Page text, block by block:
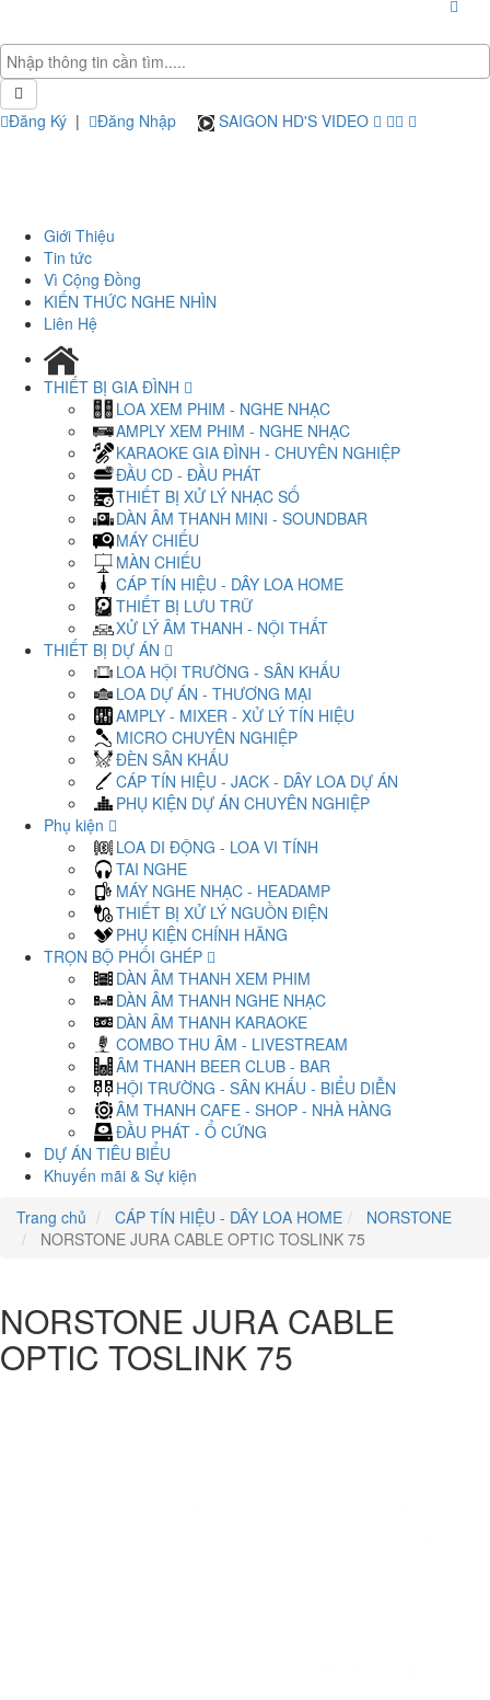
Đăng Ký | Đăng Nhập SAIGON HD'S VIDEO
Giới Thiệu
Tin tức
Vì Cộng Đồng
KIẾN THỨC NGHE NHÌN
Liên Hệ
THIẾT BỊ GIA ĐÌNH
LOA XEM PHIM - NGHE NHẠC
AMPLY XEM PHIM - NGHE NHẠC
KARAOKE GIA ĐÌNH - CHUYÊN NGHIỆP
ĐẦU CD - ĐẦU PHÁT
THIẾT BỊ XỬ LÝ NHẠC SỐ
DÀN ÂM THANH MINI - SOUNDBAR
MÁY CHIẾU
MÀN CHIẾU
CÁP TÍN HIỆU - DÂY LOA HOME
THIẾT BỊ LƯU TRỮ
XỬ LÝ ÂM THANH - NỘI THẤT
THIẾT BỊ DỰ ÁN
LOA HỘI TRƯỜNG - SÂN KHẤU
LOA DỰ ÁN - THƯƠNG MẠI
AMPLY - MIXER - XỬ LÝ TÍN HIỆU
MICRO CHUYÊN NGHIỆP
ĐÈN SÂN KHẤU
CÁP TÍN HIỆU - JACK - DÂY LOA DỰ ÁN
PHỤ KIỆN DỰ ÁN CHUYÊN NGHIỆP
Phụ kiện
LOA DI ĐỘNG - LOA VI TÍNH
TAI NGHE
MÁY NGHE NHẠC - HEADAMP
THIẾT BỊ XỬ LÝ NGUỒN ĐIỆN
PHỤ KIỆN CHÍNH HÃNG
TRỌN BỘ PHỐI GHÉP
DÀN ÂM THANH XEM PHIM
DÀN ÂM THANH NGHE NHẠC
DÀN ÂM THANH KARAOKE
COMBO THU ÂM - LIVESTREAM
ÂM THANH BEER CLUB - BAR
HỘI TRƯỜNG - SÂN KHẤU - BIỂU DIỄN
ÂM THANH CAFE - SHOP - NHÀ HÀNG
ĐẦU PHÁT - Ổ CỨNG
DỰ ÁN TIÊU BIỂU
Khuyến mãi & Sự kiện
Trang chủ
CÁP TÍN HIỆU - DÂY LOA HOME
NORSTONE
NORSTONE JURA CABLE OPTIC TOSLINK 75
NORSTONE JURA CABLE
OPTIC TOSLINK 75